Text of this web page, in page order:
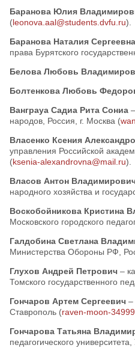
Баранова Юлия
(leonova.aal@students.dvfu.ru).
Баранова Наталия Сергеевна
права Бурятского
Белова Любовь
Болтенкова Любовь
Ванграуа Садиа Рита Сониа
народов, Россия, г. Москва (
Власенко Ксения
управления Российской
(ksenia-alexandrovna@mail.ru).
Власов Антон
народного хозяйства и
Воскобойникова Кристина
Московского городского
Галдобина Светлана
Министерства Обороны РФ,
Глухов Андрей Петрович–
Томского государственного
Гончаров Артем Сергеевич –
Ставрополь (raven-moon-
Гончарова Татьяна
педагогического